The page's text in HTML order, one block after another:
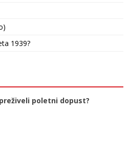
1939?
poletni dopust?